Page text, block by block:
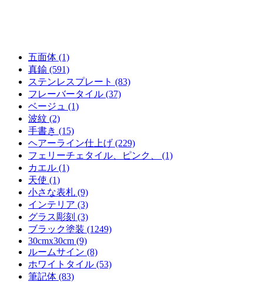
五面体 (1)
真鍮 (591)
ステンレスプレート (83)
フレーバータイル (37)
ベージュ (1)
波紋 (2)
手書き (15)
ヘアーライン仕上げ (229)
フェリーチェタイル、ピンク、 (1)
カエル (1)
天使 (1)
小さな表札 (9)
インテリア (3)
グラス彫刻 (3)
ブラック塗装 (1249)
30cmx30cm (9)
ルームサイン (8)
ホワイトタイル (53)
筆記体 (83)